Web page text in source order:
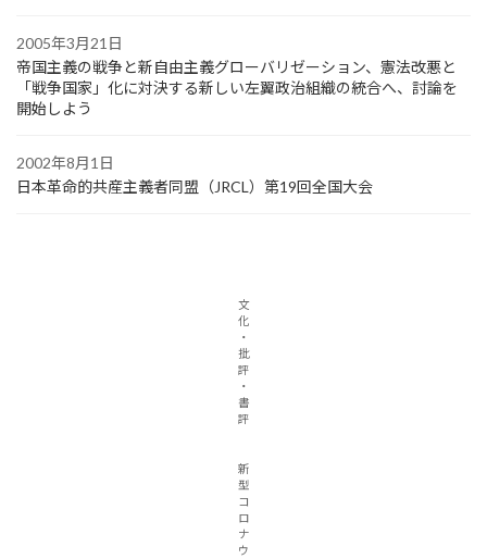
2005年3月21日
帝国主義の戦争と新自由主義グローバリゼーション、憲法改悪と
「戦争国家」化に対決する新しい左翼政治組織の統合へ、討論を
開始しよう
2002年8月1日
日本革命的共産主義者同盟（JRCL）第19回全国大会
文
化
・
批
評
・
書
評
新
型
コ
ロ
ナ
ウ